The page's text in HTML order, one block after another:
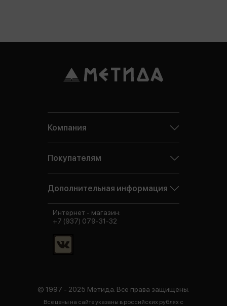
Компания
Покупателям
Дополнительная информация
© 1997 - 2025 Метида. Все права защищены.
Все цены на сайте указаны в российских рублях с
Интернет - магазин:
+7 (937) 079-31-32